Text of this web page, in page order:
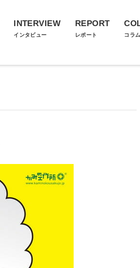
INTERVIEW
インタビュー
REPORT
レポート コラム